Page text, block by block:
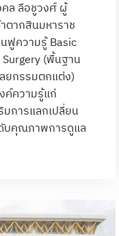
ล ลือชูวงศ์ ผู้
ตากสินมหาราช
ฟูความรู้ Basic
Surgery (พื้นฐาน
ยกรรมตกแต่ง)
ค์ความรู้แก่
การแลกเปลี่ยน
บคุณภาพการดูแล